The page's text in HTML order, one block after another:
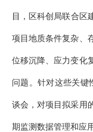
目， 区科创局联合区
项目地质条件复杂、
位移沉降、应力变化
问题。针对这些关键
谈会，对项目拟采用
期监测数据管理和应用